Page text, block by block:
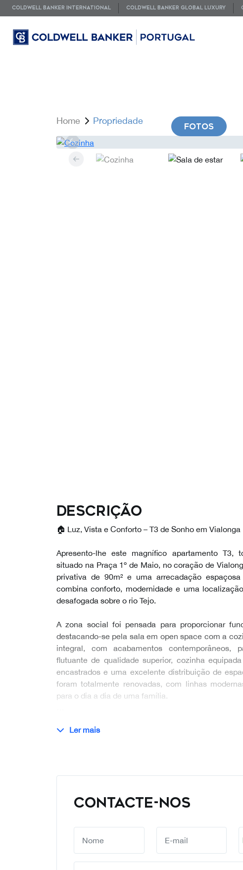
COLDWELL BANKER INTERNATIONAL COLDWELL BANKER GLOBAL LUXURY
Home Propriedade
FOTOS
Descrição
🏠 Luz, Vista e Conforto – T3 de Sonho em Vialonga
Apresento-lhe este magnífico apartamento T3,
situado na Praça 1º de Maio, no coração de
privativa de 90m² e uma arrecadação
combina conforto, modernidade e uma
desafogada sobre o rio Tejo.
A zona social foi pensada para proporcionar
destacando-se pela sala em open space com a
integral, com acabamentos contemporâneos,
flutuante de qualidade superior, cozinha
encastrados e uma excelente distribuição de
foram totalmente renovadas, com linhas
para o dia a dia de uma família.
Ler mais
CONTACTE-NOS